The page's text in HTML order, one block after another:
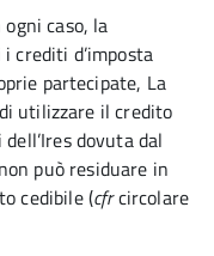
caso, la
crediti d’imposta
partecipate, La
utilizzare il credito
dovuta dal
può residuare in
cedibile (cfrcircolare